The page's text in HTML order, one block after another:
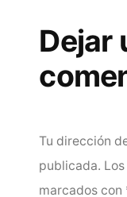
Dejar
Tu dirección
publicada.
marcados con